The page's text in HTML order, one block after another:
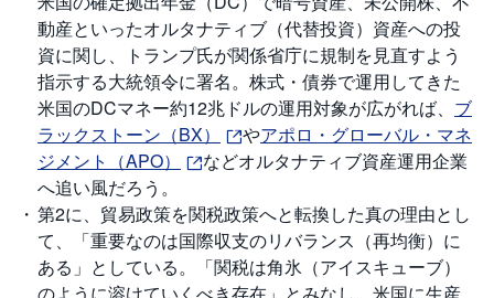
S
BI
株
オ
プ
シ
ョ
ン
先
物
・
オ
プ
シ
ョ
動産といったオルタナティブ（代替投資）資産への投
資に関し、トランプ氏が関係省庁に規制を見直すよう
指示する大統領令に署名。株式・債券で運用してきた
米国のDCマネー約12兆ドルの運用対象が広がれば、 ブ
ラックストーン（BX）
やアポロ・グローバル・マネ
ジメント（APO）
などオルタナティブ資産運用企業
へ追い風だろう。
第2に、貿易政策を関税政策へと転換した真の理由とし
て、「重要なのは国際収支のリバランス（再均衡）に
ある」としている。「関税は角氷（アイスキューブ）